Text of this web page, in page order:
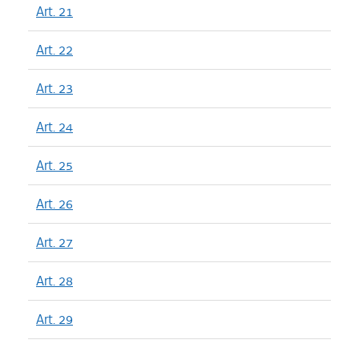
Art. 21
Art. 22
Art. 23
Art. 24
Art. 25
Art. 26
Art. 27
Art. 28
Art. 29